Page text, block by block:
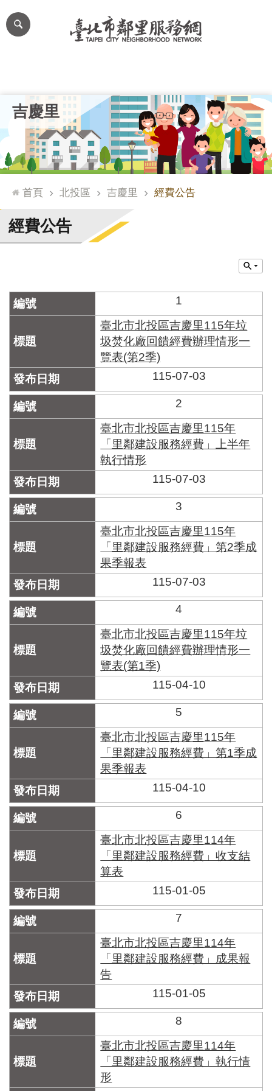
跳到主要內容區塊
網
站
台
通
臺
北
市
門
牌
合
檢
系
統
文
化
文
資
產
臺
北
區
界
說
臺
鄰
冊
吉慶里
首頁 北投區 吉慶里 經費公告
經費公告
1
臺北市北投區吉慶里115年垃
圾焚化廠回饋經費辦理情形一
覽表(第2季)
115-07-03
2
臺北市北投區吉慶里115年
「里鄰建設服務經費」上半年
執行情形
115-07-03
3
臺北市北投區吉慶里115年
「里鄰建設服務經費」第2季成
果季報表
115-07-03
4
臺北市北投區吉慶里115年垃
圾焚化廠回饋經費辦理情形一
覽表(第1季)
115-04-10
5
臺北市北投區吉慶里115年
「里鄰建設服務經費」第1季成
果季報表
115-04-10
6
臺北市北投區吉慶里114年
「里鄰建設服務經費」收支結
算表
115-01-05
7
臺北市北投區吉慶里114年
「里鄰建設服務經費」成果報
告
115-01-05
8
臺北市北投區吉慶里114年
「里鄰建設服務經費」執行情
形